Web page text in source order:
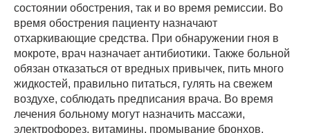
состоянии обострения, так и во время ремиссии. Во
время обострения пациенту назначают
отхаркивающие средства. При обнаружении гноя в
мокроте, врач назначает антибиотики. Также больной
обязан отказаться от вредных привычек, пить много
жидкостей, правильно питаться, гулять на свежем
воздухе, соблюдать предписания врача. Во время
лечения больному могут назначить массажи,
электрофорез, витамины, промывание бронхов,